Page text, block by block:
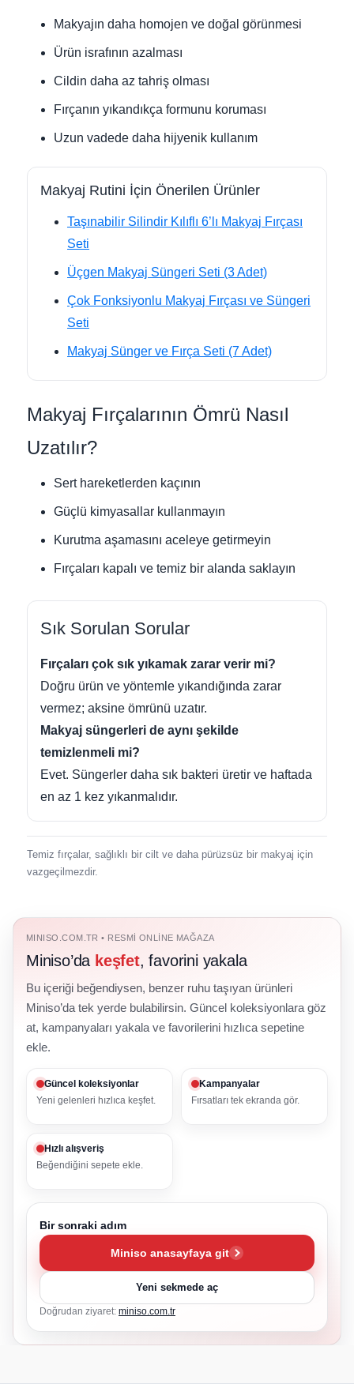
Makyajın daha homojen ve doğal görünmesi
Ürün israfının azalması
Cildin daha az tahriş olması
Fırçanın yıkandıkça formunu koruması
Uzun vadede daha hijyenik kullanım
Makyaj Rutini İçin Önerilen Ürünler
Taşınabilir Silindir Kılıflı 6’lı Makyaj Fırçası
Seti
Üçgen Makyaj Süngeri Seti (3 Adet)
Çok Fonksiyonlu Makyaj Fırçası ve Süngeri
Seti
Makyaj Sünger ve Fırça Seti (7 Adet)
Makyaj Fırçalarının Ömrü Nasıl
Uzatılır?
Sert hareketlerden kaçının
Güçlü kimyasallar kullanmayın
Kurutma aşamasını aceleye getirmeyin
Fırçaları kapalı ve temiz bir alanda saklayın
Sık Sorulan Sorular
Fırçaları çok sık yıkamak zarar verir mi?
Doğru ürün ve yöntemle yıkandığında zarar
vermez; aksine ömrünü uzatır.
Makyaj süngerleri de aynı şekilde
temizlenmeli mi?
Evet. Süngerler daha sık bakteri üretir ve haftada
en az 1 kez yıkanmalıdır.
Temiz fırçalar, sağlıklı bir cilt ve daha pürüzsüz bir makyaj için
vazgeçilmezdir.
MINISO.COM.TR • RESMI ONLINE MAĞAZA
Miniso’da keşfet, favorini yakala
Bu içeriği beğendiysen, benzer ruhu taşıyan ürünleri
Miniso’da tek yerde bulabilirsin. Güncel koleksiyonlara göz
at, kampanyaları yakala ve favorilerini hızlıca sepetine
ekle.
Güncel koleksiyonlar
Yeni gelenleri hızlıca keşfet.
Kampanyalar
Fırsatları tek ekranda gör.
Hızlı alışveriş
Beğendiğini sepete ekle.
Bir sonraki adım
Miniso anasayfaya git
Yeni sekmede aç
Doğrudan ziyaret: miniso.com.tr